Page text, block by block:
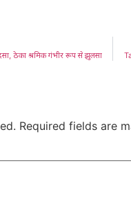
ठेका श्रमिक गंभीर रूप से झुलसा
Required fields are